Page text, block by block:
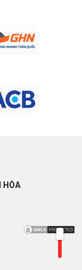
ULTRA 200S
32GB RAM: Khi
HÒA​